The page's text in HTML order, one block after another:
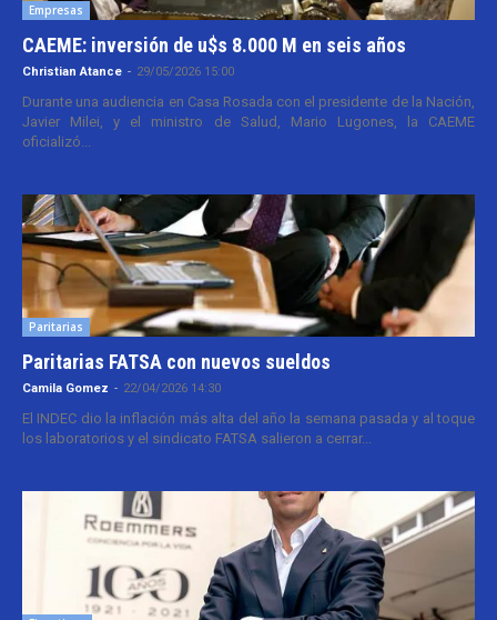
Empresas
CAEME: inversión de u$s 8.000 M en seis años
Christian Atance - 29/05/2026 15:00
Durante una audiencia en Casa Rosada con el presidente de la Nación,
Javier Milei, y el ministro de Salud, Mario Lugones, la CAEME
oficializó...
Paritarias
Paritarias FATSA con nuevos sueldos
Camila Gomez - 22/04/2026 14:30
El INDEC dio la inflación más alta del año la semana pasada y al toque
los laboratorios y el sindicato FATSA salieron a cerrar...